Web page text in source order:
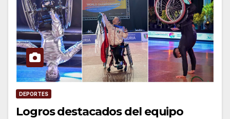
DEPORTES
Logros destacados del equipo